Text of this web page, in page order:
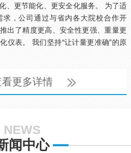
、更节能化、更安全化服务。 为了适
求，公司通过与省内各大院校合作开
出了精度更高、安全性更强、重量更
仪表。 我们坚持“让计量更准确”的原
更多详情
NEWS
闻中心